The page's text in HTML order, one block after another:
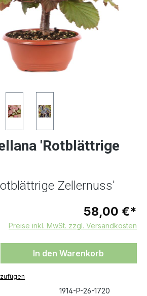
'Rotblättrige
Zellernuss'
58,00 €*
Preise inkl. MwSt. zzgl. Versandkosten
Gib den
In den Warenkorb
1914-P-26-1720